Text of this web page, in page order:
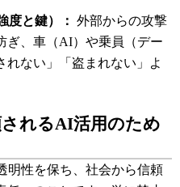
度と鍵）： 外部からの攻撃
ぎ、車（AI）や乗員（デー
れない」「盗まれない」よ
れるAI活用のため
明性を保ち、社会から信頼